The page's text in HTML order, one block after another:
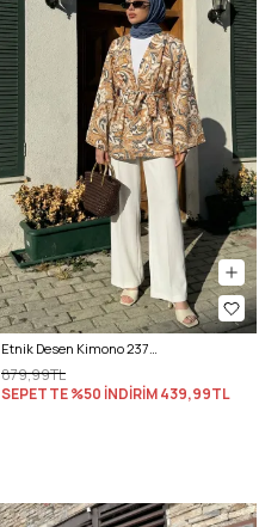
Etnik Desen Kimono 23751 - KREM
879,99TL
SEPETTE %50 İNDİRİM439,99TL